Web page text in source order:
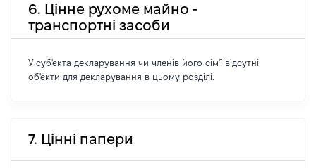
6. Цінне рухоме майно -
транспортні засоби
У суб'єкта декларування чи членів його сім'ї відсутні
об'єкти для декларування в цьому розділі.
7. Цінні папери